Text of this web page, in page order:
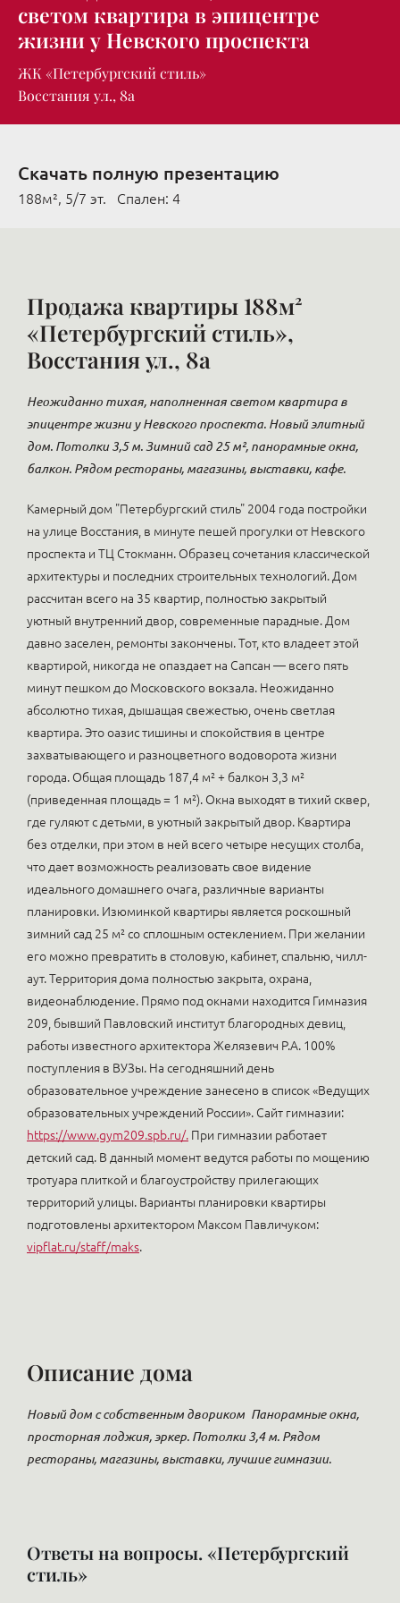
светом квартира в эпицентре
жизни у Невского проспекта
ЖК «Петербургский стиль»
Восстания ул., 8а
Скачать полную презентацию
188м², 5/7 эт. Cпален: 4
Продажа квартиры 188м²
«Петербургский стиль»,
Восстания ул., 8а
Неожиданно тихая, наполненная светом квартира в
эпицентре жизни у Невского проспекта. Новый элитный
дом. Потолки 3,5 м. Зимний сад 25 м², панорамные окна,
балкон. Рядом рестораны, магазины, выставки, кафе.
Камерный дом "Петербургский стиль" 2004 года постройки
на улице Восстания, в минуте пешей прогулки от Невского
проспекта и ТЦ Стокманн. Образец сочетания классической
архитектуры и последних строительных технологий. Дом
рассчитан всего на 35 квартир, полностью закрытый
уютный внутренний двор, современные парадные. Дом
давно заселен, ремонты закончены. Тот, кто владеет этой
квартирой, никогда не опаздает на Сапсан — всего пять
минут пешком до Московского вокзала. Неожиданно
абсолютно тихая, дышащая свежестью, очень светлая
квартира. Это оазис тишины и спокойствия в центре
захватывающего и разноцветного водоворота жизни
города. Общая площадь 187,4 м² + балкон 3,3 м²
(приведенная площадь = 1 м²). Окна выходят в тихий сквер,
где гуляют с детьми, в уютный закрытый двор. Квартира
без отделки, при этом в ней всего четыре несущих столба,
что дает возможность реализовать свое видение
идеального домашнего очага, различные варианты
планировки. Изюминкой квартиры является роскошный
зимний сад 25 м² со сплошным остеклением. При желании
его можно превратить в столовую, кабинет, спальню, чилл-
аут. Территория дома полностью закрыта, охрана,
видеонаблюдение. Прямо под окнами находится Гимназия
209, бывший Павловский институт благородных девиц,
работы известного архитектора Желязевич Р.А. 100%
поступления в ВУЗы. На сегодняшний день
образовательное учреждение занесено в список «Ведущих
образовательных учреждений России». Сайт гимназии:
https://www.gym209.spb.ru/. При гимназии работает
детский сад. В данный момент ведутся работы по мощению
тротуара плиткой и благоустройству прилегающих
территорий улицы. Варианты планировки квартиры
подготовлены архитектором Максом Павличуком:
vipflat.ru/staff/maks.
Описание дома
Новый дом с собственным двориком Панорамные окна,
просторная лоджия, эркер. Потолки 3,4 м. Рядом
рестораны, магазины, выставки, лучшие гимназии.
Ответы на вопросы. «Петербургский
стиль»